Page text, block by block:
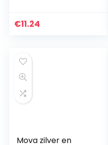
Leven Creatures
€11.24
Mova zilver en